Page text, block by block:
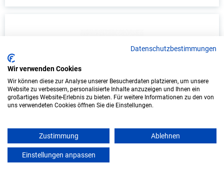
Duales Studium Soziale Arbeit (B.A.) am
Sonnenhalde gGmbH
In Kooperation mit IU Duales Studium (Internationale
Hochschule)
Datenschutzbestimmungen
Wir verwenden Cookies
Wir können diese zur Analyse unserer Besucherdaten platzieren, um unsere
Website zu verbessern, personalisierte Inhalte anzuzeigen und Ihnen ein
großartiges Website-Erlebnis zu bieten. Für weitere Informationen zu den von
uns verwendeten Cookies öffnen Sie die Einstellungen.
Zustimmung Ablehnen
Einstellungen anpassen